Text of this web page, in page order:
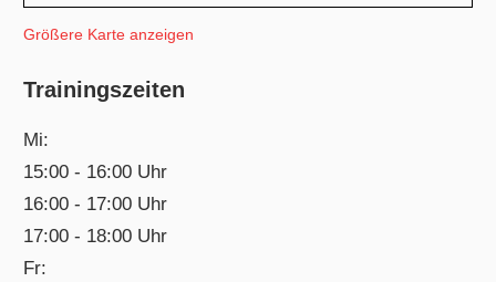
Größere Karte anzeigen
Trainingszeiten
Mi:
15:00 - 16:00 Uhr
16:00 - 17:00 Uhr
17:00 - 18:00 Uhr
Fr: